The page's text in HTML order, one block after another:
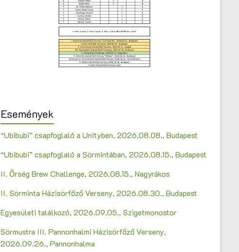
Események
“Ubibubi” csapfoglaló a Unityben, 2026.08.08., Budapest
“Ubibubi” csapfoglaló a Sörmintában, 2026.08.15., Budapest
II. Őrség Brew Challenge, 2026.08.15., Nagyrákos
II. Sörminta Házisörfőző Verseny, 2026.08.30., Budapest
Egyesületi találkozó, 2026.09.05., Szigetmonostor
Sörmustra III. Pannonhalmi Házisörfőző Verseny,
2026.09.26., Pannonhalma